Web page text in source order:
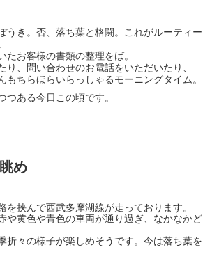
うき。否、落ち葉と格闘。これがルーティー
たお客様の書類の整理をば。
り、問い合わせのお電話をいただいたり、
もちらほらいらっしゃるモーニングタイム。
つある今日この頃です。
め
を挟んで西武多摩湖線が走っております。
や黄色や青色の車両が通り過ぎ、なかなかど
折々の様子が楽しめそうです。今は落ち葉を